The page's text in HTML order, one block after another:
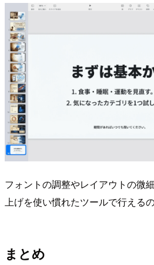
フォントの調整やレイアウトの微
上げを使い慣れたツールで行える
まとめ